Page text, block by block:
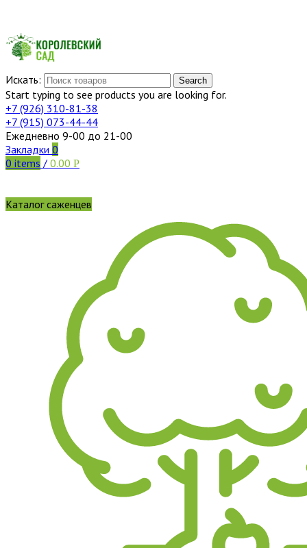
Искать: Search
Start typing to see products you are looking for.
+7 (926) 310-81-38
+7 (915) 073-44-44
Ежедневно 9-00 до 21-00
Закладки 0
0 items / 0.00 Р
Каталог саженцев